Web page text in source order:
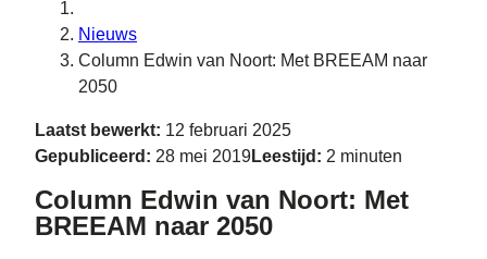
Nieuws
Column Edwin van Noort: Met BREEAM naar
2050
Laatst bewerkt: 12 februari 2025
Gepubliceerd: 28 mei 2019Leestijd: 2 minuten
Column Edwin van Noort: Met
BREEAM naar 2050